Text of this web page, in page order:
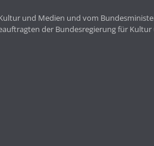
und Medien und vom
der Bundesregierung für Kultur